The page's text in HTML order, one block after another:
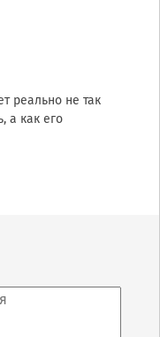
реально не так
а как его